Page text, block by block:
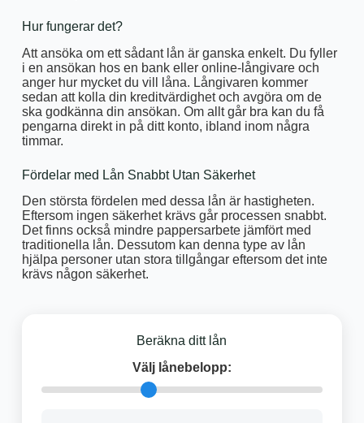
Hur fungerar det?
Att ansöka om ett sådant lån är ganska enkelt. Du fyller
i en ansökan hos en bank eller online-långivare och
anger hur mycket du vill låna. Långivaren kommer
sedan att kolla din kreditvärdighet och avgöra om de
ska godkänna din ansökan. Om allt går bra kan du få
pengarna direkt in på ditt konto, ibland inom några
timmar.
Fördelar med Lån Snabbt Utan Säkerhet
Den största fördelen med dessa lån är hastigheten.
Eftersom ingen säkerhet krävs går processen snabbt.
Det finns också mindre pappersarbete jämfört med
traditionella lån. Dessutom kan denna type av lån
hjälpa personer utan stora tillgångar eftersom det inte
krävs någon säkerhet.
Beräkna ditt lån
Välj lånebelopp: